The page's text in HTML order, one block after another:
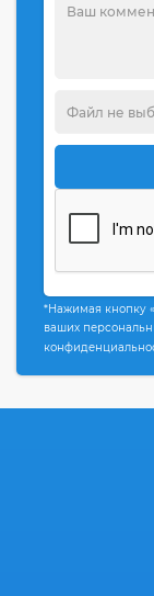
*Нажимая кнопку
ваших